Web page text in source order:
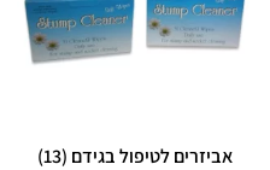
אביזרים לטיפול בגידם (13)